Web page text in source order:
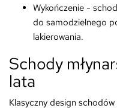
Wykończenie -
do samodzielnego
lakierowania.
Schody
lata
Klasyczny design